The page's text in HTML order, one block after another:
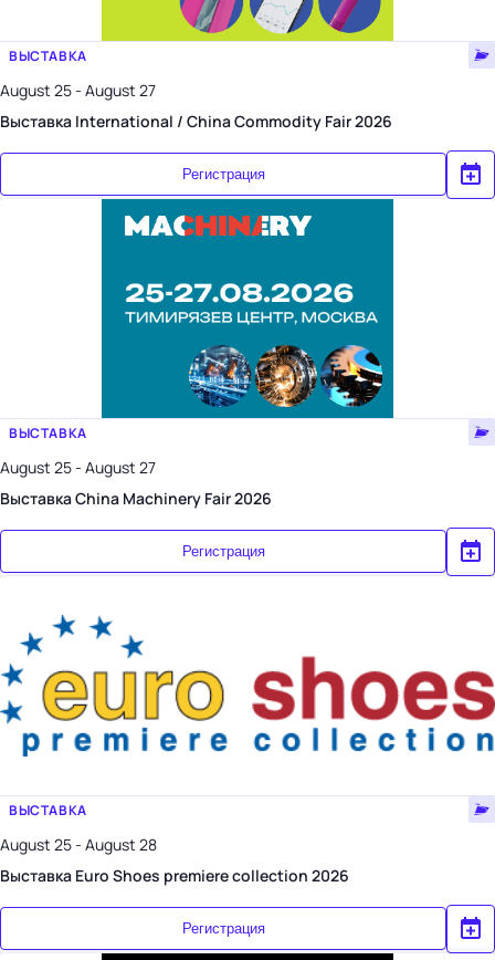
ВЫСТАВКА
August 25 - August 27
Выставка International / China Commodity Fair 2026
Регистрация
ВЫСТАВКА
August 25 - August 27
Выставка China Machinery Fair 2026
Регистрация
ВЫСТАВКА
August 25 - August 28
Выставка Euro Shoes premiere collection 2026
Регистрация